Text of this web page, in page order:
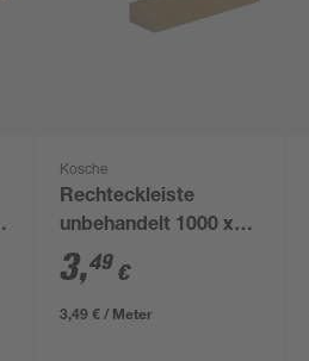
Kosche
Rechteckleiste
unbehandelt 1000 x
30 x 15 mm
3,49 €
3,49 € / Meter